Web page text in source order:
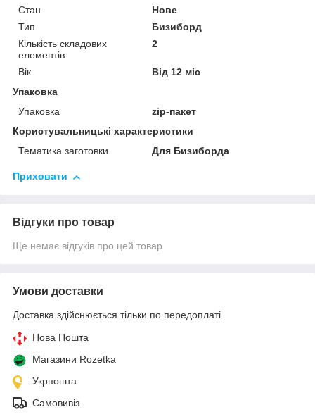
Стан
Нове
Тип
Бизиборд
Кількість складових
елементів
2
Вік
Від 12 міс
Упаковка
Упаковка
zip-пакет
Користувальницькі характеристики
Тематика заготовки
Для Бизиборда
Приховати
Відгуки про товар
Ще немає відгуків про цей товар
Умови доставки
Доставка здійснюється тільки по передоплаті.
Нова Пошта
Магазини Rozetka
Укрпошта
Самовивіз